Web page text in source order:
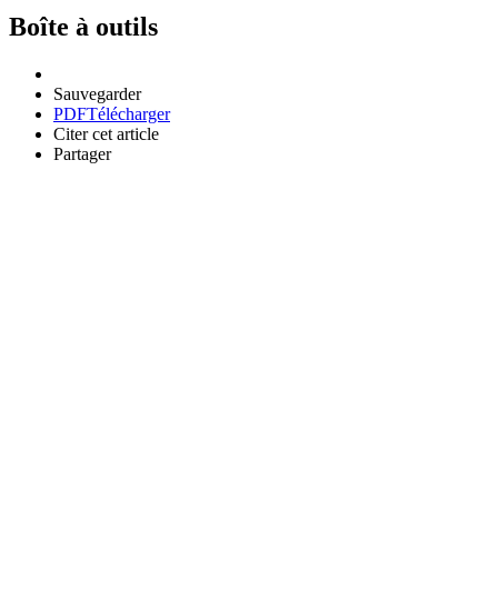
Boîte à outils
Sauvegarder
PDFTélécharger
Citer cet article
Partager